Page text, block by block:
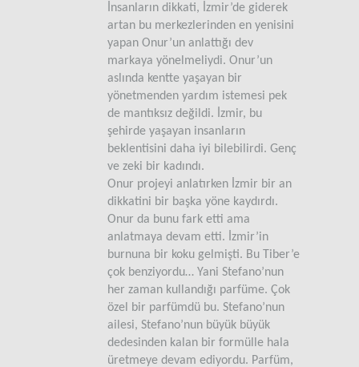
İnsanların dikkati, İzmir’de giderek
artan bu merkezlerinden en yenisini
yapan Onur’un anlattığı dev
markaya yönelmeliydi. Onur’un
aslında kentte yaşayan bir
yönetmenden yardım istemesi pek
de mantıksız değildi. İzmir, bu
şehirde yaşayan insanların
beklentisini daha iyi bilebilirdi. Genç
ve zeki bir kadındı.
Onur projeyi anlatırken İzmir bir an
dikkatini bir başka yöne kaydırdı.
Onur da bunu fark etti ama
anlatmaya devam etti. İzmir’in
burnuna bir koku gelmişti. Bu Tiber’e
çok benziyordu… Yani Stefano’nun
her zaman kullandığı parfüme. Çok
özel bir parfümdü bu. Stefano’nun
ailesi, Stefano’nun büyük büyük
dedesinden kalan bir formülle hala
üretmeye devam ediyordu. Parfüm,